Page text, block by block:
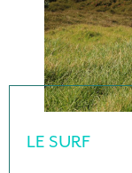
LE SURF